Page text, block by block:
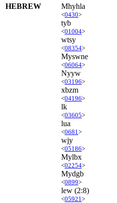
HEBREW Mhyhla
<0430>
tyb
<01004>
wtsy
<08354>
Myswne
<06064>
Nyyw
<03196>
xbzm
<04196>
lk
<03605>
lua
<0681 >
wjy
<05186>
Mylbx
<02254>
Mydgb
<0899>
lew (2:8)
<05921 >